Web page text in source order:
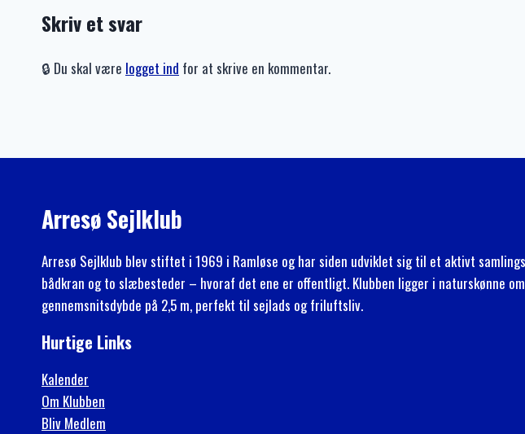
Skriv et svar
🔒 Du skal være logget ind for at skrive en kommentar.
Arresø Sejlklub
Arresø Sejlklub blev stiftet i 1969 i Ramløse og har siden udviklet sig til et aktivt
bådkran og to slæbesteder – hvoraf det ene er offentligt. Klubben ligger i naturskønne
gennemsnitsdybde på 2,5 m, perfekt til sejlads og friluftsliv.
Hurtige Links
Kalender
Om Klubben
Bliv Medlem